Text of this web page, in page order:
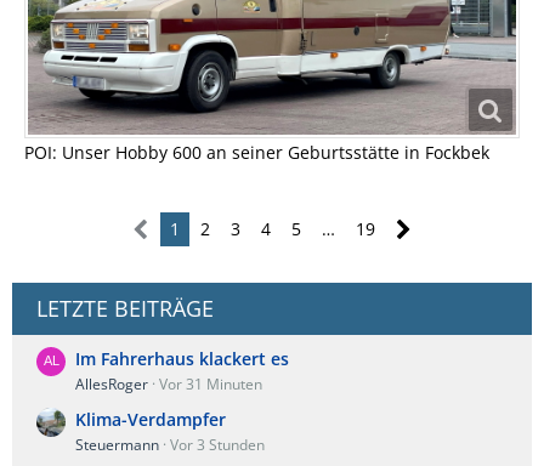
POI: Unser Hobby 600 an seiner Geburtsstätte in Fockbek
1 2 3 4 5 … 19
LETZTE BEITRÄGE
Im Fahrerhaus klackert es
AllesRoger Vor 31 Minuten
Klima-Verdampfer
Steuermann Vor 3 Stunden